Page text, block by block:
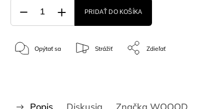
PRIDAŤ DO KOŠÍKA
Opýtať sa Strážiť Zdieľať